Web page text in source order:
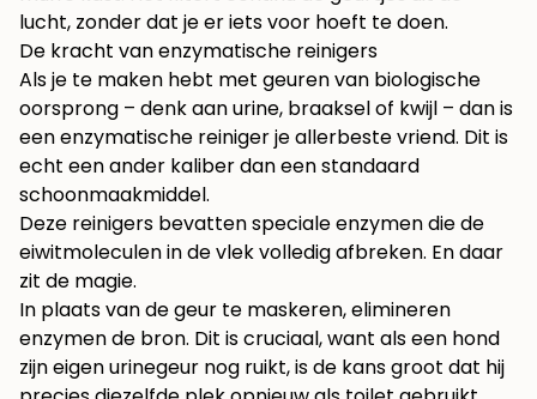
lucht, zonder dat je er iets voor hoeft te doen.
De kracht van enzymatische reinigers
Als je te maken hebt met geuren van biologische
oorsprong – denk aan urine, braaksel of kwijl – dan is
een enzymatische reiniger je allerbeste vriend. Dit is
echt een ander kaliber dan een standaard
schoonmaakmiddel.
Deze reinigers bevatten speciale enzymen die de
eiwitmoleculen in de vlek volledig afbreken. En daar
zit de magie.
In plaats van de geur te maskeren, elimineren
enzymen de bron. Dit is cruciaal, want als een hond
zijn eigen urinegeur nog ruikt, is de kans groot dat hij